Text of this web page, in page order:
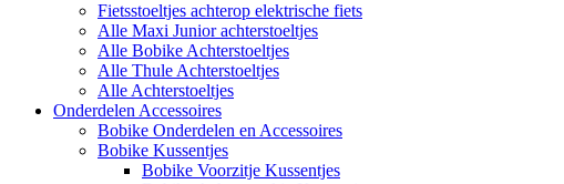
Fietsstoeltjes achterop elektrische fiets
Alle Maxi Junior achterstoeltjes
Alle Bobike Achterstoeltjes
Alle Thule Achterstoeltjes
Alle Achterstoeltjes
Onderdelen Accessoires
Bobike Onderdelen en Accessoires
Bobike Kussentjes
Bobike Voorzitje Kussentjes